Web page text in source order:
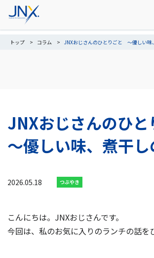
トップ コラム JNXおじさんのひとりごと ～優しい味
JNXおじさんのひ
～優しい味、煮干
2026.05.18 つぶやき
こんにちは。JNXおじさんです。
今回は、私のお気に入りのランチの話を